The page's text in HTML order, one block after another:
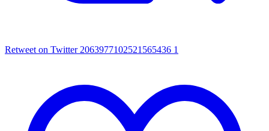
Retweet on Twitter 2063977102521565436 1